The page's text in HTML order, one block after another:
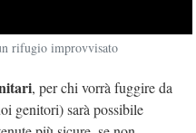
rifugio improvvisato
, per chi vorrà fuggire da
genitori) sarà possibile